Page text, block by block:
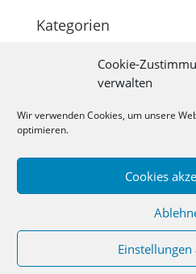
Cookie-
verwalten
Wir verwenden Cookies, um unsere
optimieren.
Cookies
Einstellungen
Kategorien
Anmelden